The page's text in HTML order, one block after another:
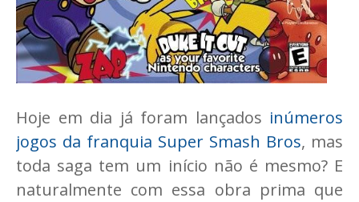
Hoje em dia já foram lançados inúmeros
jogos da franquia Super Smash Bros, mas
toda saga tem um início não é mesmo? E
naturalmente com essa obra prima que